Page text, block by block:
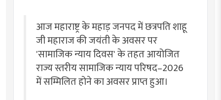
आज महाराष्ट्र के महाड़ जनपद में छत्रपति शाहू
जी महाराज की जयंती के अवसर पर
'सामाजिक न्याय दिवस' के तहत आयोजित
राज्य स्तरीय सामाजिक न्याय परिषद–2026
में सम्मिलित होने का अवसर प्राप्त हुआ।